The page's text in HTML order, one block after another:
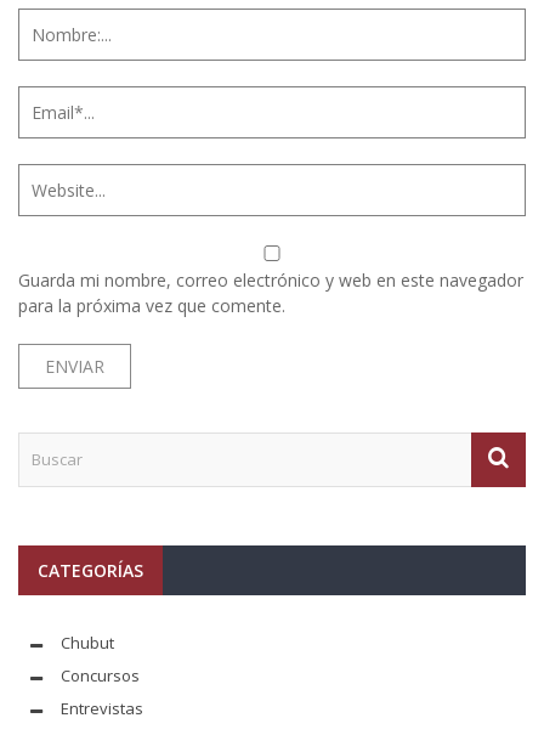
Guarda mi nombre, correo electrónico y web en este navegador
para la próxima vez que comente.
CATEGORÍAS
Chubut
Concursos
Entrevistas